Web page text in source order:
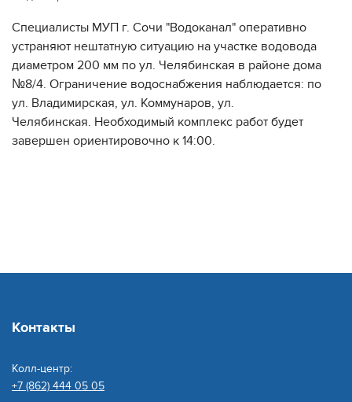
Специалисты МУП г. Сочи "Водоканал" оперативно
устраняют нештатную ситуацию на участке водовода
диаметром 200 мм по ул. Челябинская в районе дома
№8/4. Ограничение водоснабжения наблюдается: по
ул. Владимирская, ул. Коммунаров, ул.
Челябинская. Необходимый комплекс работ будет
завершен ориентировочно к 14:00.
Контакты
Колл-центр:
+7 (862) 444 05 05